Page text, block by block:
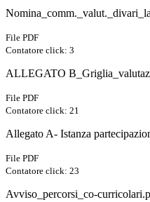
File PDF
Contatore click: 3
ALLEGATO
File PDF
Contatore click: 21
Allegato A- Istanza
File PDF
Contatore click: 23
Avviso_percorsi_co-